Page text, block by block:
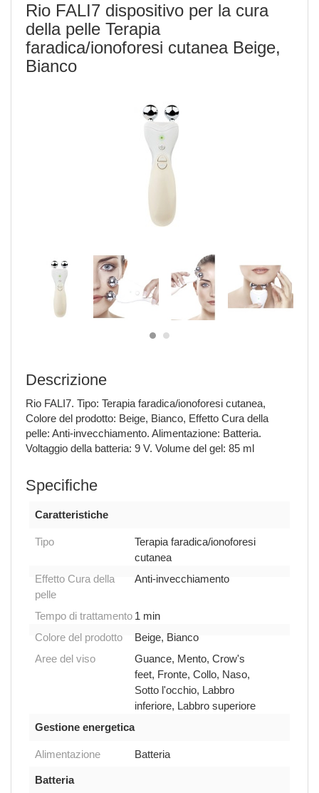
Rio FALI7 dispositivo per la cura
della pelle Terapia
faradica/ionoforesi cutanea Beige,
Bianco
Descrizione
Rio FALI7. Tipo: Terapia faradica/ionoforesi cutanea,
Colore del prodotto: Beige, Bianco, Effetto Cura della
pelle: Anti-invecchiamento. Alimentazione: Batteria.
Voltaggio della batteria: 9 V. Volume del gel: 85 ml
Specifiche
Caratteristiche
Tipo
Terapia faradica/ionoforesi
cutanea
Effetto Cura della
pelle
Anti-invecchiamento
Tempo di trattamento 1 min
Colore del prodotto
Beige, Bianco
Aree del viso
Guance, Mento, Crow's
feet, Fronte, Collo, Naso,
Sotto l'occhio, Labbro
inferiore, Labbro superiore
Gestione energetica
Alimentazione Batteria
Batteria